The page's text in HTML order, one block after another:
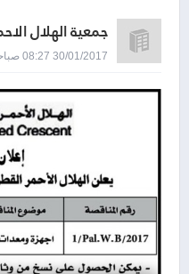
جمعية الهلال
30/01/2017 08:27 صباحاً